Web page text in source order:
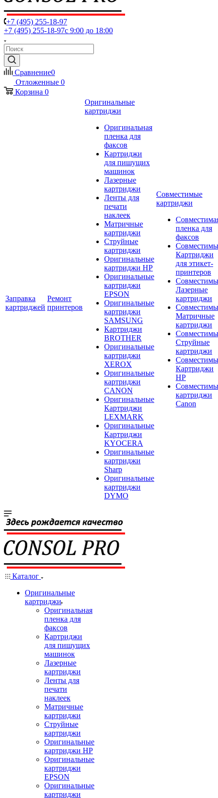
+7 (495) 255-18-97
+7 (495) 255-18-97с 9:00 до 18:00
Сравнение0
Отложенные 0
Корзина 0
Заправка
картриджей
Ремонт
принтеров
Оригинальные
картриджи
Оригинальная
пленка для
факсов
Картриджи
для пишущих
машинок
Лазерные
картриджи
Ленты для
печати
наклеек
Матричные
картриджи
Струйные
картриджи
Оригинальные
картриджи HP
Оригинальные
картриджи
EPSON
Оригинальные
картриджи
SAMSUNG
Картриджи
BROTHER
Оригинальные
картриджи
XEROX
Оригинальные
картриджи
CANON
Оригинальные
Картриджи
LEXMARK
Оригинальные
Картриджи
KYOCERA
Оригинальные
картриджи
Sharp
Оригинальные
картриджи
DYMO
Совместимые
картриджи
пленка для
факсов
Картриджи
для этикет-
принтеров
Лазерные
картриджи
Матричные
картриджи
Струйные
картриджи
Картриджи
HP
картриджи
Canon
Каталог
Оригинальные
картриджи
Оригинальная
пленка для
факсов
Картриджи
для пишущих
машинок
Лазерные
картриджи
Ленты для
печати
наклеек
Матричные
картриджи
Струйные
картриджи
Оригинальные
картриджи HP
Оригинальные
картриджи
EPSON
Оригинальные
картриджи